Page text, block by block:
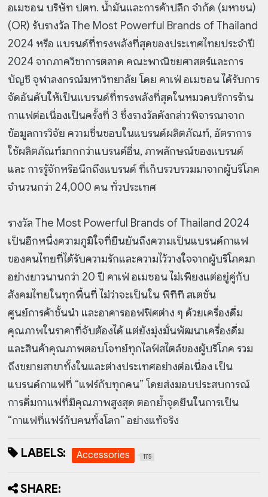
อเมซอน บริษัท ปตท. น้ำมันและการค้าปลีก จำกัด (มหาชน)
(OR) รับรางวัล The Most Powerful Brands of Thailand
2024 หรือ แบรนด์ที่ทรงพลังที่สุดของประเทศไทยประจำปี
2024 จากภาควิชาการตลาด คณะพาณิชยศาสตร์และการ
บัญชี จุฬาลงกรณ์มหาวิทยาลัย โดย คาเฟ่ อเมซอน ได้รับการ
จัดอันดับให้เป็นแบรนด์ที่ทรงพลังที่สุดในหมวดบริการร้าน
กาแฟต่อเนื่องเป็นครั้งที่ 3 ซึ่งรางวัลดังกล่าวพิจารณาจาก
ข้อมูลการวิจัย ความชื่นชอบในแบรนด์ผลิตภัณฑ์, อัตราการ
ใช้ผลิตภัณฑ์มากกว่าแบรนด์อื่น, ภาพลักษณ์ของแบรนด์
และ การรู้จักหรือนึกถึงแบรนด์ ที่เก็บรวบรวมมาจากผู้บริโภค
จำนวนกว่า 24,000 คน ทั่วประเทศ
รางวัล The Most Powerful Brands of Thailand 2024
เป็นอีกหนึ่งความภูมิใจที่ยืนยันถึงความเป็นแบรนด์กาแฟ
ของคนไทยที่ได้รับความรักและความไว้วางใจจากผู้บริโภคมา
อย่างยาวนานกว่า 20 ปี คาเฟ่ อเมซอน ไม่เพียงแต่อยู่คู่กับ
สังคมไทยในทุกพื้นที่ ไม่ว่าจะเป็นใน พีทีที สเตชั่น
ศูนย์การค้าชั้นนำ และอาคารออฟฟิศต่าง ๆ ด้วยเครื่องดื่ม
คุณภาพในราคาที่จับต้องได้ แต่ยังมุ่งมั่นพัฒนาเครื่องดื่ม
และสินค้าคุณภาพตอบโจทย์ทุกไลฟ์สไตล์ของผู้บริโภค รวม
ถึงขยายสาขาทั้งในและต่างประเทศอย่างต่อเนื่อง เป็น
แบรนด์กาแฟที่ “แฟร์กับทุกคน” โดยส่งมอบประสบการณ์
การดื่มกาแฟที่มีคุณภาพสูงสุด ตอกย้ำจุดยืนในการเป็น
“กาแฟที่แฟร์กับคนทั้งโลก” อย่างแท้จริง
LABELS: Accessories 175
SHARE: